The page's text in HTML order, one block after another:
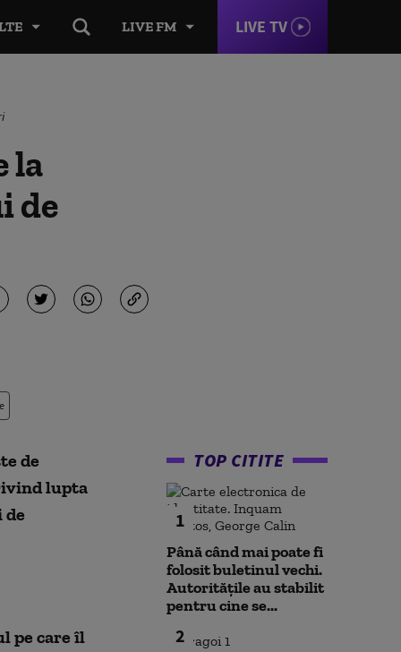
LIVE FM LIVE TV
la
de
de
lupta
pe care îl
TOP CITITE
1
Până când mai poate fi
folosit buletinul vechi.
Autoritățile au stabilit
pentru cine se...
2